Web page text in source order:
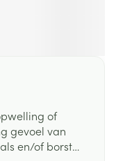
of
gevoel van
en/of borst